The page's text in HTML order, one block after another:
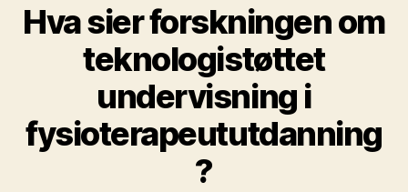
Hva sier forskningen om
teknologistøttet
undervisning i
fysioterapeututdanning
?